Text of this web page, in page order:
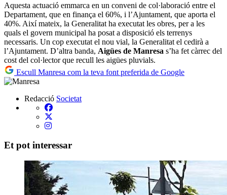
Aquesta actuació emmarca en un conveni de col·laboració entre el
Departament, que en finança el 60%, i l’Ajuntament, que aporta el
40%. Així mateix, la Generalitat ha executat les obres, per a les
quals el govern municipal ha posat a disposició els terrenys
necessaris. Un cop executat el nou vial, la Generalitat el cedirà a
l’Ajuntament. D’altra banda, Aigües de Manresa s’ha fet càrrec del
cost del col·lector que recull les aigües pluvials.
Escull Manresa com la teva font preferida de Google
Redacció Societat
Et pot interessar